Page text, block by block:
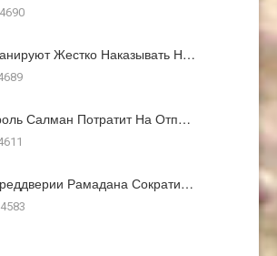
Жестко Наказывать Н…
Салман Потратит На Отп…
Рамадана Сократи…